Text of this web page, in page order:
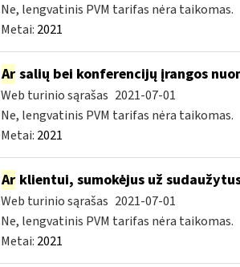
Ne, lengvatinis PVM tarifas nėra taikomas.
Metai: 2021
Arsalių bei konferencijų įrangos
Web turinio sąrašas 2021-07-01
Ne, lengvatinis PVM tarifas nėra taikomas.
Metai: 2021
Arklientui, sumokėjus už
Web turinio sąrašas 2021-07-01
Ne, lengvatinis PVM tarifas nėra taikomas.
Metai: 2021